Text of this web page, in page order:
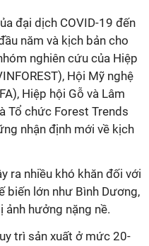
đại dịch COVID-19 đến
năm và kịch bản cho
nghiên cứu của Hiệp
Hội Mỹ nghệ
Hiệp hội Gỗ và Lâm
Tổ chức Forest Trends
nhận định mới về kịch
ra nhiều khó khăn đối với
biến lớn như Bình Dương,
ảnh hưởng nặng nề.
trì sản xuất ở mức 20-